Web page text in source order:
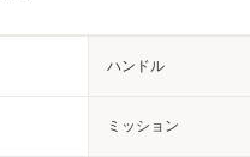
ハンドル
ミッション